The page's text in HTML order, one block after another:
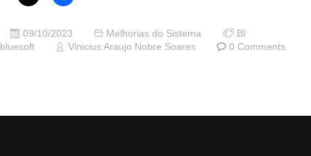
09/10/2023 Melhorias do Sistema
BI
bluesoft
Vinicius Araujo Nobre Soares 0 Comments